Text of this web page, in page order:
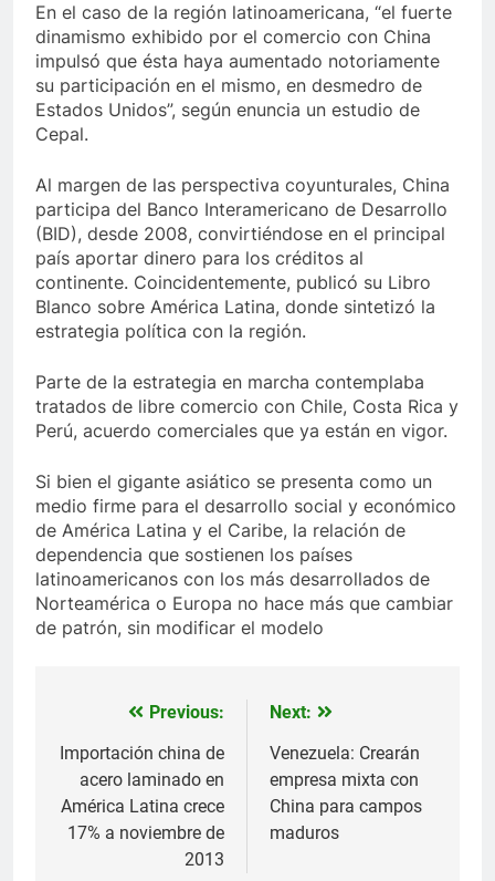
En el caso de la región latinoamericana, “el fuerte
dinamismo exhibido por el comercio con China
impulsó que ésta haya aumentado notoriamente
su participación en el mismo, en desmedro de
Estados Unidos”, según enuncia un estudio de
Cepal.
Al margen de las perspectiva coyunturales, China
participa del Banco Interamericano de Desarrollo
(BID), desde 2008, convirtiéndose en el principal
país aportar dinero para los créditos al
continente. Coincidentemente, publicó su Libro
Blanco sobre América Latina, donde sintetizó la
estrategia política con la región.
Parte de la estrategia en marcha contemplaba
tratados de libre comercio con Chile, Costa Rica y
Perú, acuerdo comerciales que ya están en vigor.
Si bien el gigante asiático se presenta como un
medio firme para el desarrollo social y económico
de América Latina y el Caribe, la relación de
dependencia que sostienen los países
latinoamericanos con los más desarrollados de
Norteamérica o Europa no hace más que cambiar
de patrón, sin modificar el modelo
Navegación
de
entradas
Previous:
Importación china de
acero laminado en
América Latina crece
17% a noviembre de
2013
Next:
Venezuela: Crearán
empresa mixta con
China para campos
maduros